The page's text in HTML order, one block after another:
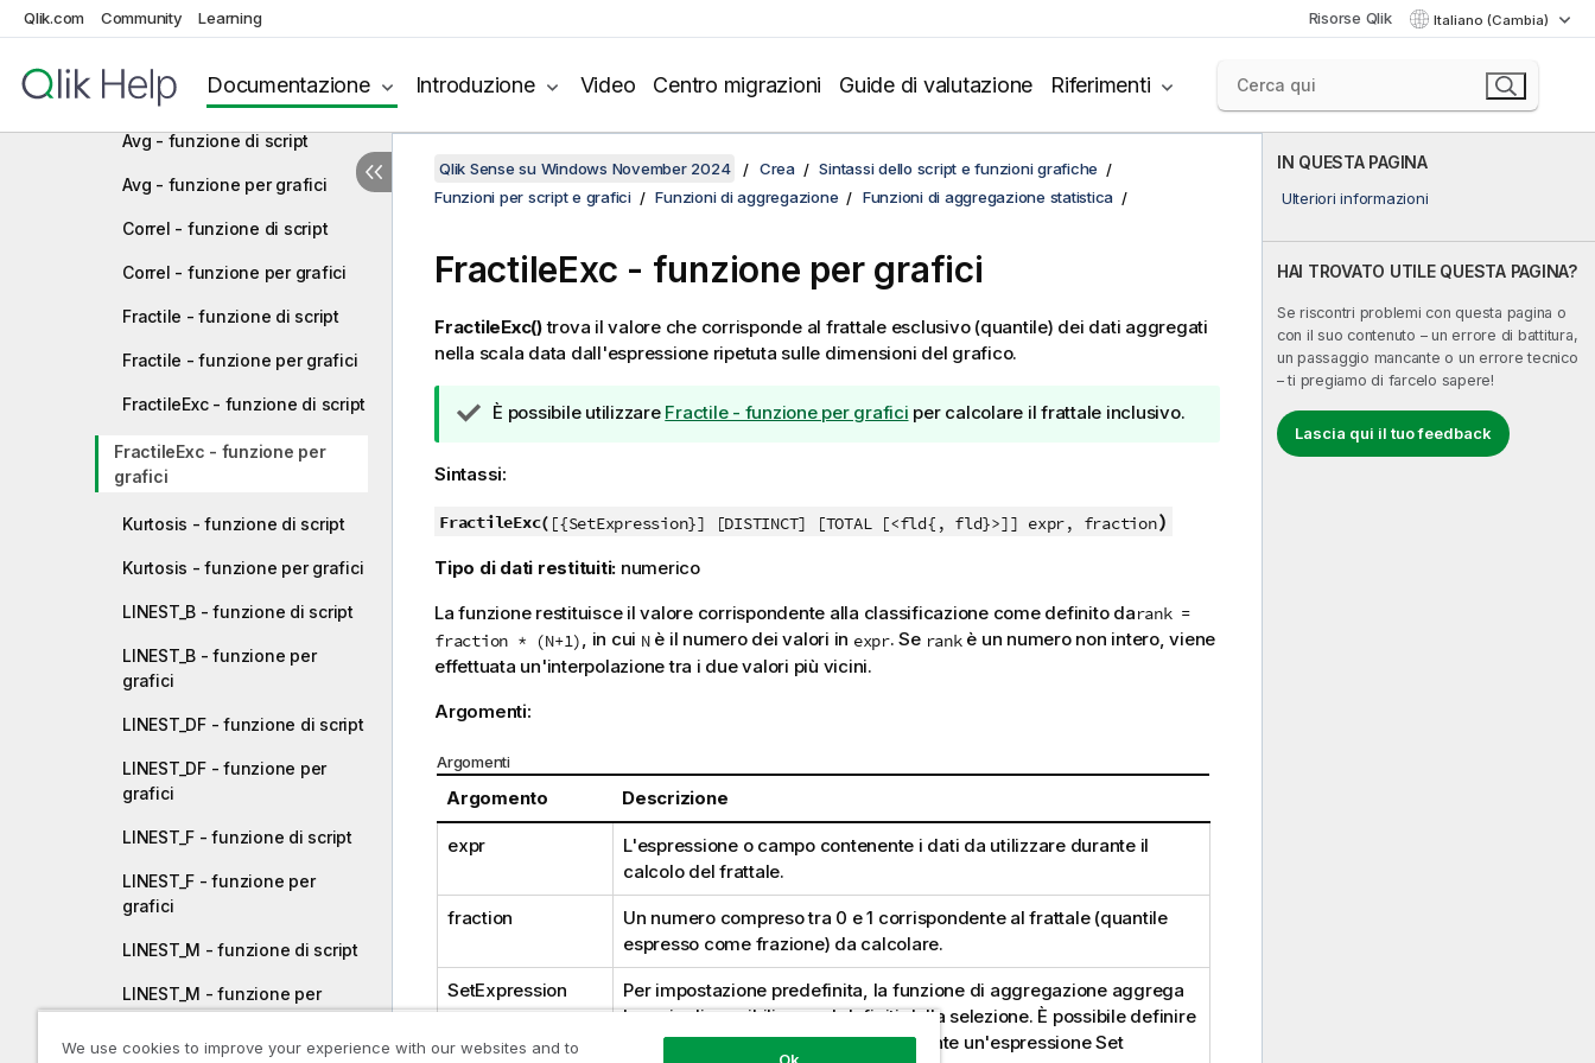
Qlik.com Community Learning Risorse Qlik Italiano (Cambia)
Documentazione Introduzione Video Centro migrazioni Guide di valutazione Riferimenti
Funzioni di aggregazione
finanziaria
Funzioni di aggregazione
statistica
Avg - funzione di script
Avg - funzione per grafici
Correl - funzione di script
Correl - funzione per grafici
Fractile - funzione di script
Fractile - funzione per grafici
FractileExc - funzione di script
FractileExc - funzione per
grafici
Kurtosis - funzione di script
Kurtosis - funzione per grafici
LINEST_B - funzione di script
LINEST_B - funzione per
grafici
LINEST_DF - funzione di script
LINEST_DF - funzione per
grafici
LINEST_F - funzione di script
LINEST_F - funzione per
grafici
LINEST_M - funzione di script
LINEST_M - funzione per
grafici
IN QUESTA PAGINA
Ulteriori informazioni
HAI TROVATO UTILE QUESTA PAGINA?
Se riscontri problemi con questa pagina o
con il suo contenuto – un errore di battitura,
un passaggio mancante o un errore tecnico
– ti pregiamo di farcelo sapere!
Lascia qui il tuo feedback
Qlik Sense su Windows November 2024 Crea
Sintassi dello script e funzioni grafiche
Funzioni per script e grafici
Funzioni di aggregazione Funzioni di aggregazione statistica
FractileExc - funzione per grafici
FractileExc()trova il valore che corrisponde al frattale esclusivo (quantile) dei dati aggregati
nella scala data dall'espressione ripetuta sulle dimensioni del grafico.
N
d
s
g
g
e
i
m
e
n
t
È possibile utilizzare Fractile - funzione per grafici per calcolare il frattale inclusivo.
Sintassi:
FractileExc( [{SetExpression}] [DISTINCT] [TOTAL [<fld{, fld}>]] expr, fraction)
Tipo di dati restituiti: numerico
La funzione restituisce il valore corrispondente alla classificazione come definito darank =
fraction * (N+1), in cui Nè il numero dei valori in expr. Se rankè un numero non intero, viene
effettuata un'interpolazione tra i due valori più vicini.
Argomenti:
Argomenti
Argomento Descrizione
expr
L'espressione o campo contenente i dati da utilizzare durante il
calcolo del frattale.
fraction
Un numero compreso tra 0 e 1 corrispondente al frattale (quantile
espresso come frazione) da calcolare.
SetExpression
Per impostazione predefinita, la funzione di aggregazione aggrega
la serie di possibili record definiti dalla selezione. È possibile definire
una serie di record alternativa mediante un'espressione Set
We use cookies to improve your experience with our websites and to